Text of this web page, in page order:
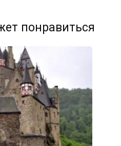
понравиться